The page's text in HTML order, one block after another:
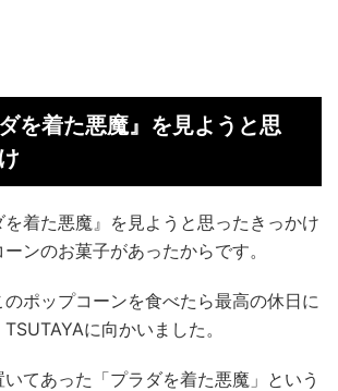
を着た悪魔』を見ようと思
着た悪魔』を見ようと思ったきっかけ
ンのお菓子があったからです。
ポップコーンを食べたら最高の休日に
に向かいました。
てあった「プラダを着た悪魔」という